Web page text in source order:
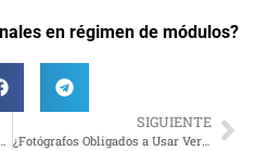
en régimen de módulos?
SIGUIENTE
¿Fotógrafos Obligados a Usar VeriFactu? Guía Clave 2026